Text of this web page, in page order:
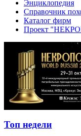
Энциклопедия
Справочник
Каталог фирм
Проект
Топ недели